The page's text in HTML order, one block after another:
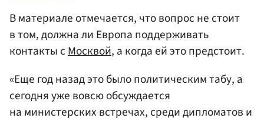
В материале отмечается, что вопрос не стоит
в том, должна ли Европа поддерживать
контакты сМосквой, а когда ей это предстоит.
«Еще год назад это было политическим табу, а
сегодня уже вовсю обсуждается
на министерских встречах, среди дипломатов и